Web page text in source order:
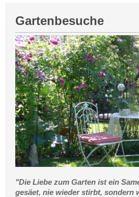
Gartenbesuche
"Die Liebe zum Garten ist ein
gesäet, nie wieder stirbt, sondern